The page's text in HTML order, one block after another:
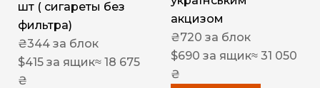
шт ( сигареты без
фильтра)
₴344 за блок
$415 за ящик≈ 18 675
₴
акцизом
₴720 за блок
$690 за ящик≈ 31 050
₴